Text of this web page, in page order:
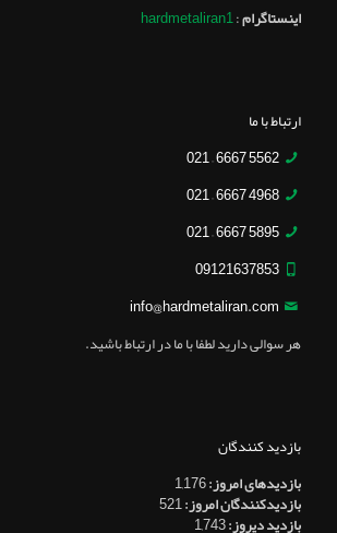
اینستاگرام:
hardmetaliran1
ارتباط با ما
5562 6667 – 021
4968 6667 – 021
5895 6667 – 021
09121637853
info@hardmetaliran.com
هر سوالی دارید لطفا با ما در ارتباط باشید.
بازدید کنندگان
بازدیدهای امروز:1,176
بازدیدکنندگان امروز:521
بازدید دیروز:1,743